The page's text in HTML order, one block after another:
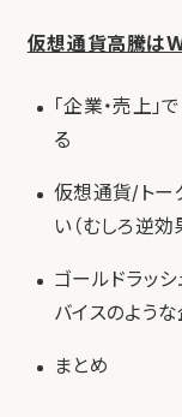
仮想通貨高騰は
「企業・売上」
る
仮想通貨/トー
い（むしろ逆効
ゴールドラッ
バイスのよう
まとめ